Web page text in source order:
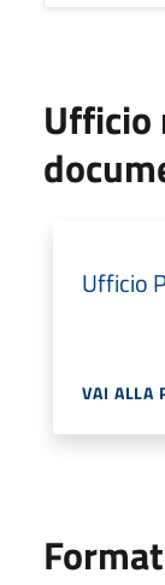
Ufficio
Ufficio
VAI ALLA